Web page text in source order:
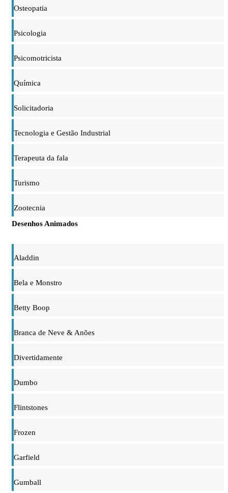
Osteopatia
Psicologia
Psicomotricista
Química
Solicitadoria
Tecnologia e Gestão Industrial
Terapeuta da fala
Turismo
Zootecnia
Desenhos Animados
Aladdin
Bela e Monstro
Betty Boop
Branca de Neve & Anões
Divertidamente
Dumbo
Flintstones
Frozen
Garfield
Gumball